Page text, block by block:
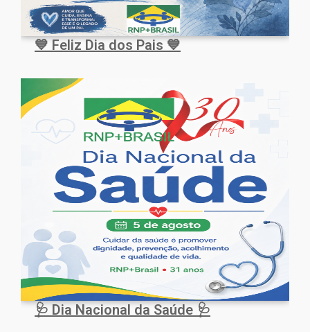
💙 Feliz Dia dos Pais 💙
🩺 Dia Nacional da Saúde 🩺